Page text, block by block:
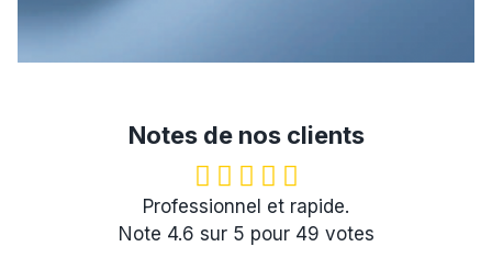
Notes de nos clients
Professionnel et rapide.
Note 4.6 sur 5 pour 49 votes